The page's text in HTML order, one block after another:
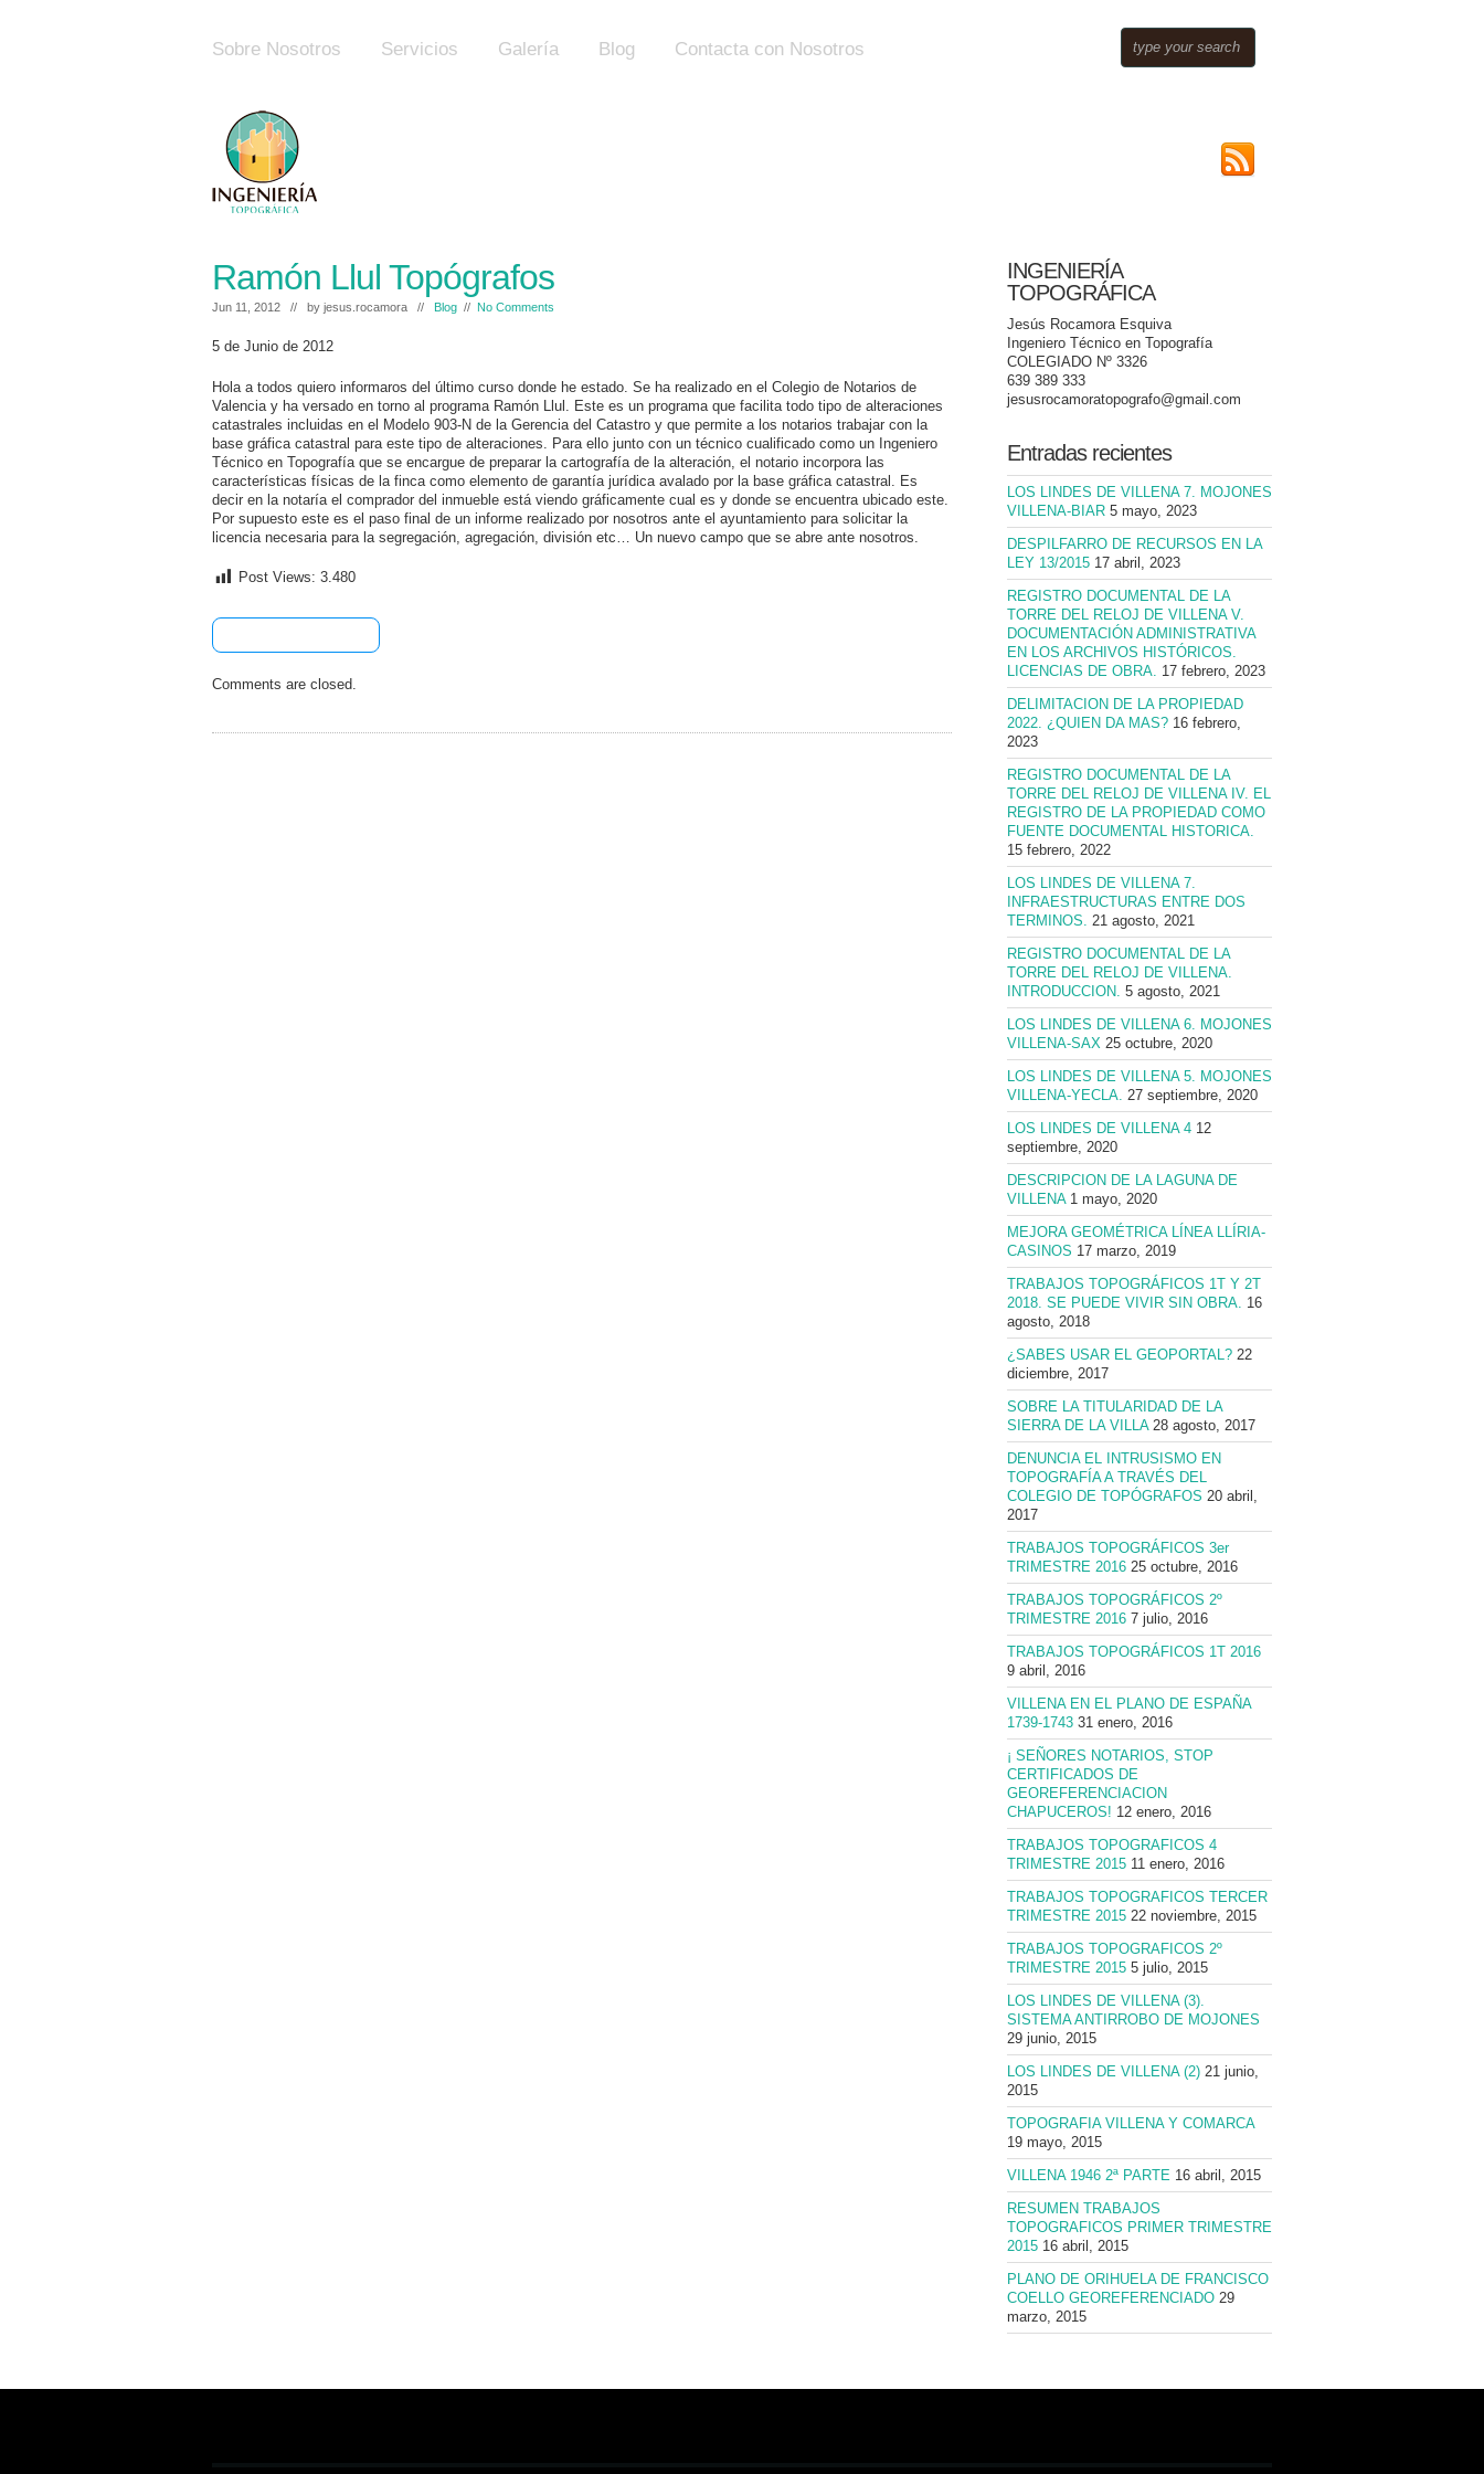
Sobre Nosotros Servicios Galería Blog Contacta con Nosotros
Ramón Llul Topógrafos
Jun 11, 2012 // by jesus.rocamora // Blog // No Comments
5 de Junio de 2012
Hola a todos quiero informaros del último curso donde he estado. Se ha realizado en el Colegio de Notarios de
Valencia y ha versado en torno al programa Ramón Llul. Este es un programa que facilita todo tipo de alteraciones
catastrales incluidas en el Modelo 903-N de la Gerencia del Catastro y que permite a los notarios trabajar con la
base gráfica catastral para este tipo de alteraciones. Para ello junto con un técnico cualificado como un Ingeniero
Técnico en Topografía que se encargue de preparar la cartografía de la alteración, el notario incorpora las
características físicas de la finca como elemento de garantía jurídica avalado por la base gráfica catastral. Es
decir en la notaría el comprador del inmueble está viendo gráficamente cual es y donde se encuentra ubicado este.
Por supuesto este es el paso final de un informe realizado por nosotros ante el ayuntamiento para solicitar la
licencia necesaria para la segregación, agregación, división etc… Un nuevo campo que se abre ante nosotros.
Post Views: 3.480
Comments are closed.
INGENIERÍA
TOPOGRÁFICA
Jesús Rocamora Esquiva
Ingeniero Técnico en Topografía
COLEGIADO Nº 3326
639 389 333
jesusrocamoratopografo@gmail.com
Entradas recientes
LOS LINDES DE VILLENA 7. MOJONES
VILLENA-BIAR 5 mayo, 2023
DESPILFARRO DE RECURSOS EN LA
LEY 13/2015 17 abril, 2023
REGISTRO DOCUMENTAL DE LA
TORRE DEL RELOJ DE VILLENA V.
DOCUMENTACIÓN ADMINISTRATIVA
EN LOS ARCHIVOS HISTÓRICOS.
LICENCIAS DE OBRA. 17 febrero, 2023
DELIMITACION DE LA PROPIEDAD
2022. ¿QUIEN DA MAS? 16 febrero,
2023
REGISTRO DOCUMENTAL DE LA
TORRE DEL RELOJ DE VILLENA IV. EL
REGISTRO DE LA PROPIEDAD COMO
FUENTE DOCUMENTAL HISTORICA.
15 febrero, 2022
LOS LINDES DE VILLENA 7.
INFRAESTRUCTURAS ENTRE DOS
TERMINOS.
21 agosto, 2021
REGISTRO DOCUMENTAL DE LA
TORRE DEL RELOJ DE VILLENA.
INTRODUCCION. 5 agosto, 2021
LOS LINDES DE VILLENA 6. MOJONES
VILLENA-SAX 25 octubre, 2020
LOS LINDES DE VILLENA 5. MOJONES
VILLENA-YECLA. 27 septiembre, 2020
LOS LINDES DE VILLENA 4 12
septiembre, 2020
DESCRIPCION DE LA LAGUNA DE
VILLENA 1 mayo, 2020
MEJORA GEOMÉTRICA LÍNEA LLÍRIA-
CASINOS 17 marzo, 2019
TRABAJOS TOPOGRÁFICOS 1T Y 2T
2018. SE PUEDE VIVIR SIN OBRA. 16
agosto, 2018
¿SABES USAR EL GEOPORTAL? 22
diciembre, 2017
SOBRE LA TITULARIDAD DE LA
SIERRA DE LA VILLA 28 agosto, 2017
DENUNCIA EL INTRUSISMO EN
TOPOGRAFÍA A TRAVÉS DEL
COLEGIO DE TOPÓGRAFOS 20 abril,
2017
TRABAJOS TOPOGRÁFICOS 3er
TRIMESTRE 2016 25 octubre, 2016
TRABAJOS TOPOGRÁFICOS 2º
TRIMESTRE 2016 7 julio, 2016
TRABAJOS TOPOGRÁFICOS 1T 2016
9 abril, 2016
VILLENA EN EL PLANO DE ESPAÑA
1739-1743 31 enero, 2016
¡ SEÑORES NOTARIOS, STOP
CERTIFICADOS DE
GEOREFERENCIACION
CHAPUCEROS! 12 enero, 2016
TRABAJOS TOPOGRAFICOS 4
TRIMESTRE 2015 11 enero, 2016
TRABAJOS TOPOGRAFICOS TERCER
TRIMESTRE 2015 22 noviembre, 2015
TRABAJOS TOPOGRAFICOS 2º
TRIMESTRE 2015 5 julio, 2015
LOS LINDES DE VILLENA (3).
SISTEMA ANTIRROBO DE MOJONES
29 junio, 2015
LOS LINDES DE VILLENA (2) 21 junio,
2015
TOPOGRAFIA VILLENA Y COMARCA
19 mayo, 2015
VILLENA 1946 2ª PARTE 16 abril, 2015
RESUMEN TRABAJOS
TOPOGRAFICOS PRIMER TRIMESTRE
2015 16 abril, 2015
PLANO DE ORIHUELA DE FRANCISCO
COELLO GEOREFERENCIADO 29
marzo, 2015